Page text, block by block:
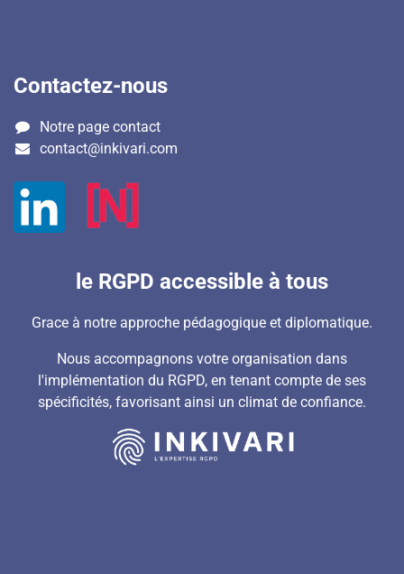
Contactez-nous
Notre page contact
contact@inkivari.com
le RGPD accessible à tous
Grace à notre approche pédagogique et diplomatique.
Nous accompagnons votre organisation dans
l'implémentation du RGPD, en tenant compte de ses
spécificités, favorisant ainsi un climat de confiance.